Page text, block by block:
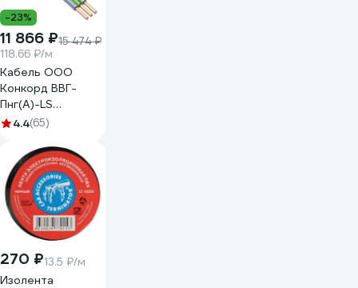
-23%
11 866 ₽15 474 ₽
118.66 ₽/м
Кабель ООО
Конкорд ВВГ-
Пнг(А)-LS
3x2,5ок(N, PE) -
100м 4663
4.4(65)
270 ₽13.5 ₽/м
Изолента